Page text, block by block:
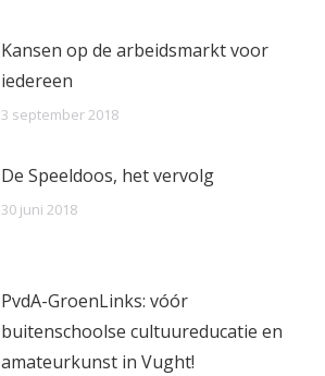
Kansen op de arbeidsmarkt voor
iedereen
3 september 2018
De Speeldoos, het vervolg
30 juni 2018
PvdA-GroenLinks: vóór
buitenschoolse cultuureducatie en
amateurkunst in Vught!